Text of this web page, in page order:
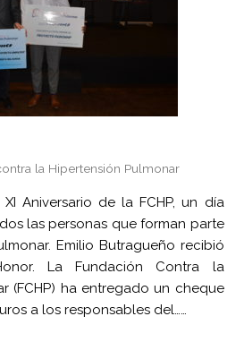
la Hipertensión Pulmonar
Aniversario de la FCHP, un día
las personas que forman parte
Emilio Butragueño recibió
La Fundación Contra la
(FCHP) ha entregado un cheque
a los responsables del……